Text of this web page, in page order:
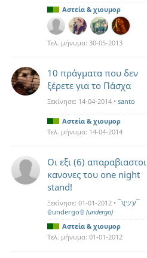
Αστεία & χιουμορ
Τελ. μήνυμα: 30-05-2013
10 πράγματα που δεν
ξέρετε για το Πάσχα
Ξεκίνησε: 14-04-2014 • santo
Αστεία & χιουμορ
Τελ. μήνυμα: 14-04-2014
Οι εξι (6) απαραβιαστοι
κανονες του one night
stand!
Ξεκίνησε: 01-01-2012 • ¯\(ツ)/¯
۩undergo۩ (undergo)
Αστεία & χιουμορ
Τελ. μήνυμα: 01-01-2012